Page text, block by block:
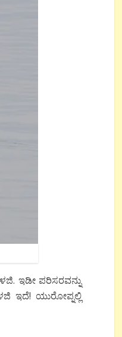
ಇಡೀ ಪರಿಸರವನ್ನು
ಇದೆ! ಯುರೋಪ್ನಲ್ಲಿ